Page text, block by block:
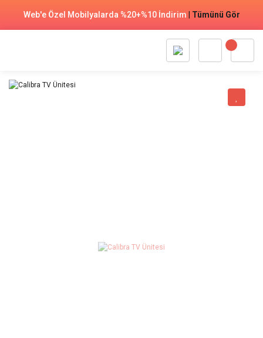
Web'e Özel Mobilyalarda %20+%10 İndirim Tümünü Gör